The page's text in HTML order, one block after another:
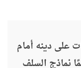
على دينه أمام
نماذج السلف